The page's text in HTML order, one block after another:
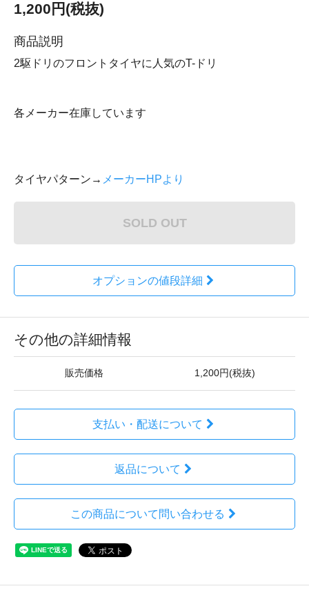
1,200円(税抜)
商品説明
2駆ドリのフロントタイヤに人気のT-ドリ
各メーカー在庫しています
タイヤパターン→ メーカーHPより
SOLD OUT
オプションの値段詳細
その他の詳細情報
販売価格 1,200円(税抜)
支払い・配送について
返品について
この商品について問い合わせる